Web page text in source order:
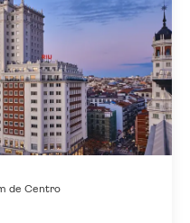
de Centro